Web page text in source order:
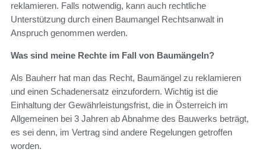
reklamieren. Falls notwendig, kann auch rechtliche
Unterstützung durch einen Baumangel Rechtsanwalt in
Anspruch genommen werden.
Was sind meine Rechte im Fall von Baumängeln?
Als Bauherr hat man das Recht, Baumängel zu reklamieren
und einen Schadenersatz einzufordern. Wichtig ist die
Einhaltung der Gewährleistungsfrist, die in Österreich im
Allgemeinen bei 3 Jahren ab Abnahme des Bauwerks beträgt,
es sei denn, im Vertrag sind andere Regelungen getroffen
worden.